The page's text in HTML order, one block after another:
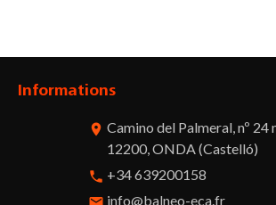
Informations
room Camino del Palmeral, nº 24
12200, ONDA (Castelló)
phone +34 639200158
info@balneo-eca.fr